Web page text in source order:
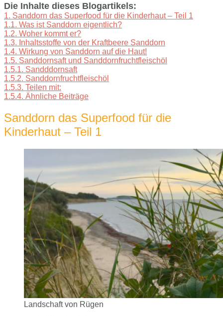
Die Inhalte dieses Blogartikels:
1. Sanddorn das Superfood für die Kinderhaut – Teil 1
1.1. Was ist Sanddorn eigentlich?
1.2. Woher kommt er?
1.3. Inhaltsstoffe von der Kraftbeere Sanddorn
1.4. Wirkung von Sanddorn auf die Haut!
1.5. Sanddornsaft und Sanddornfruchtfleischöl
1.5.1. Sandddornsaft
1.5.2. Sanddornfruchtfleischöl
1.5.3. Teilen mit:
1.5.4. Ähnliche Beiträge
Sanddorn das Superfood für die
Kinderhaut – Teil 1
Landschaft von Rügen